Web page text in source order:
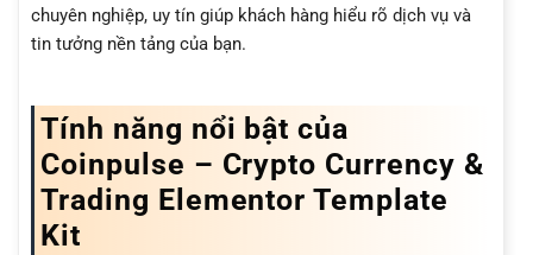
chuyên nghiệp, uy tín giúp khách hàng hiểu rõ dịch vụ và
tin tưởng nền tảng của bạn.
Tính năng nổi bật của
Coinpulse – Crypto Currency &
Trading Elementor Template
Kit